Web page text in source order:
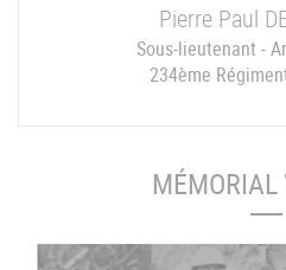
Pierre Paul
Sous-lieutenant -
234ème
MÉMORIAL